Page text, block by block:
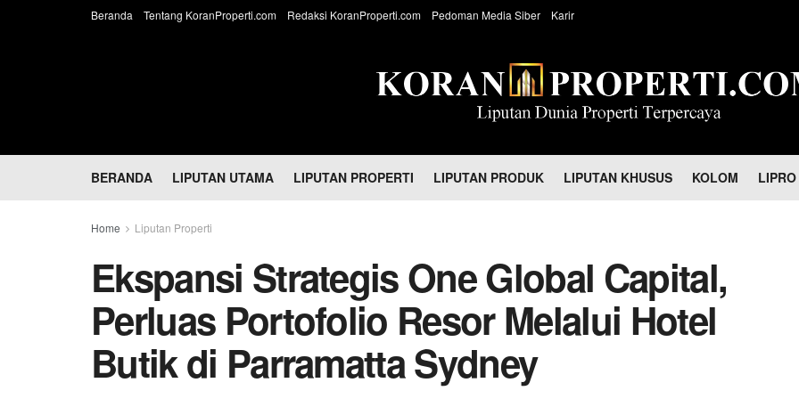
Beranda Tentang KoranProperti.com Redaksi KoranProperti.com Pedoman Media Siber Karir
BERANDA LIPUTAN UTAMA LIPUTAN PROPERTI LIPUTAN PRODUK LIPUTAN KHUSUS KOLOM
Home Liputan Properti
Ekspansi Strategis One Global Capital,
Perluas Portofolio Resor Melalui Hotel
Butik di Parramatta Sydney